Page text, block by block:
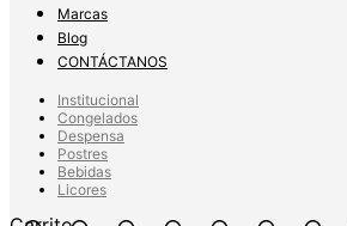
Marcas
Blog
CONTÁCTANOS
Institucional
Congelados
Despensa
Postres
Bebidas
Licores